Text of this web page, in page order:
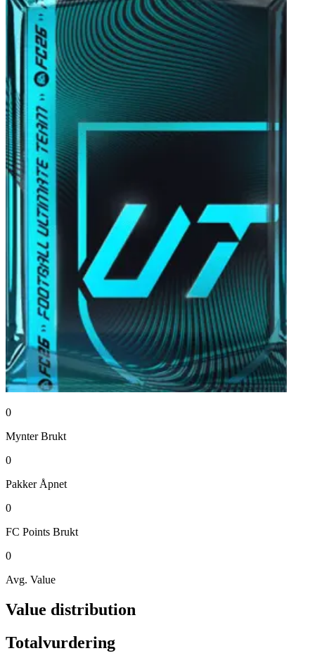
0
Mynter Brukt
0
Pakker Åpnet
0
FC Points Brukt
0
Avg. Value
Value distribution
Totalvurdering